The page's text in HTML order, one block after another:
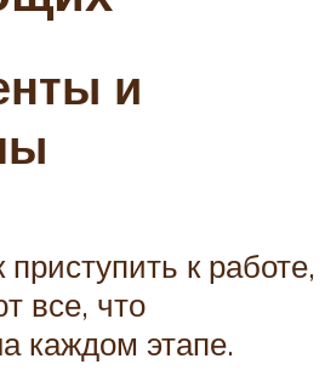
и
к работе,
все, что
каждом этапе.